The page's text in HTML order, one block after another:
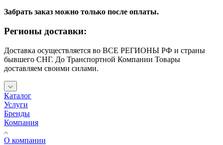
Забрать заказ можно только после оплаты.
Регионы доставки:
Доставка осуществляется во ВСЕ РЕГИОНЫ РФ и страны
бывшего СНГ. До Транспортной Компании Товары
доставляем своими силами.
Каталог
Услуги
Бренды
Компания
О компании